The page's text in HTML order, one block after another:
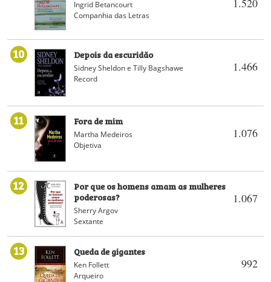
1.520
Ingrid Betancourt
Companhia das Letras
10
1.466
Depois da escuridão
Sidney Sheldon e Tilly Bagshawe
Record
11
1.076
Fora de mim
Martha Medeiros
Objetiva
12
1.067
Por que os homens amam as mulheres
poderosas?
Sherry Argov
Sextante
13
992
Queda de gigantes
Ken Follett
Arqueiro